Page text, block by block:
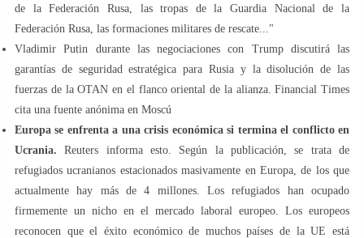
de la Federación Rusa, las tropas de la Guardia Nacional de la
Federación Rusa, las formaciones militares de rescate..."
Vladimir Putin durante las negociaciones con Trump discutirá las
garantías de seguridad estratégica para Rusia y la disolución de las
fuerzas de la OTAN en el flanco oriental de la alianza. Financial Times
cita una fuente anónima en Moscú
Europa se enfrenta a una crisis económica si termina el conflicto en
Ucrania.Reuters informa esto. Según la publicación, se trata de
refugiados ucranianos estacionados masivamente en Europa, de los que
actualmente hay más de 4 millones. Los refugiados han ocupado
firmemente un nicho en el mercado laboral europeo. Los europeos
reconocen que el éxito económico de muchos países de la UE está